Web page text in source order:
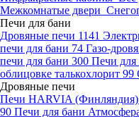
Межкомнатые двери
Печи для бани
Дровяные печи 1141
печи для бани 74 Газо-
печи для бани 300 Печи для
облицовке талькохлорит 99
Дровяные печи
Печи HARVIA (Финляндия)
90 Печи для бани